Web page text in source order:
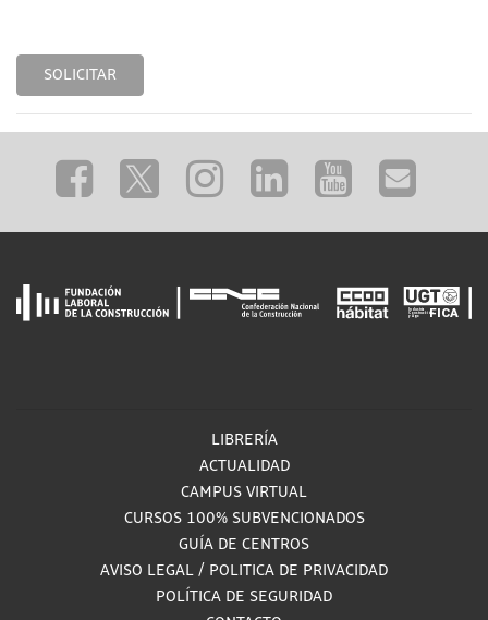
SOLICITAR
LIBRERÍA
ACTUALIDAD
CAMPUS VIRTUAL
CURSOS 100% SUBVENCIONADOS
GUÍA DE CENTROS
AVISO LEGAL / POLITICA DE PRIVACIDAD
POLÍTICA DE SEGURIDAD